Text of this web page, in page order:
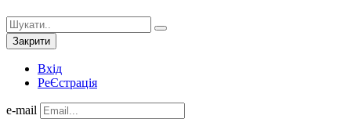
Закрити
Вхід
РеЄстрація
e-mail